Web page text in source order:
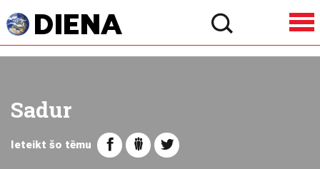
Sadur
Ieteikt šo tēmu